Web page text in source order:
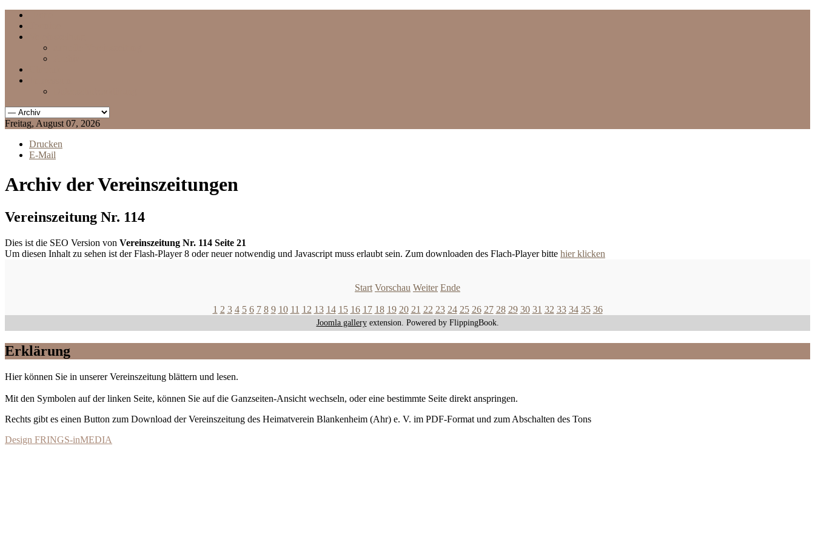
Freitag, August 07, 2026
Drucken
E-Mail
Archiv der Vereinszeitungen
Vereinszeitung Nr. 114
Dies ist die SEO Version von Vereinszeitung Nr. 114 Seite 21
Um diesen Inhalt zu sehen ist der Flash-Player 8 oder neuer notwendig und Javascript muss erlaubt sein. Zum downloaden des Flach-Player bitte hier klicken
Start Vorschau Weiter Ende
1 2 3 4 5 6 7 8 9 10 11 12 13 14 15 16 17 18 19 20 21 22 23 24 25 26 27 28 29 30 31 32 33 34 35 36
Joomla galleryextension. Powered by FlippingBook.
Erklärung
Hier können Sie in unserer Vereinszeitung blättern und lesen.
Mit den Symbolen auf der linken Seite, können Sie auf die Ganzseiten-Ansicht wechseln, oder eine bestimmte Seite direkt anspringen.
Rechts gibt es einen Button zum Download der Vereinszeitung des Heimatverein Blankenheim (Ahr) e. V. im PDF-Format und zum Abschalten des Tons
Design FRINGS-inMEDIA